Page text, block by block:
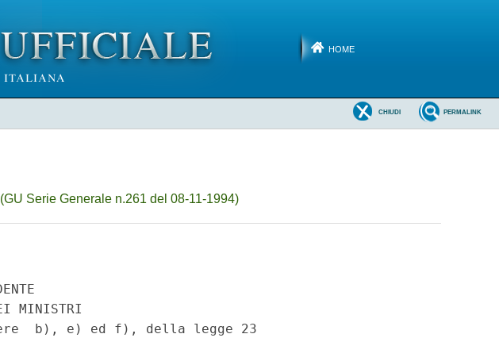
HOME
PERMALINK
CHIUDI
(GU Serie Generale n.261 del 08-11-1994)